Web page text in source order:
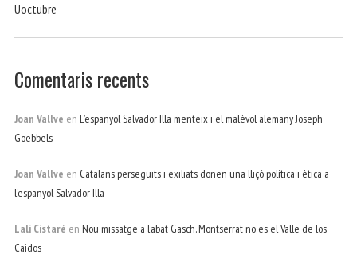
Uoctubre
Comentaris recents
Joan Vallve en L’espanyol Salvador Illa menteix i el malèvol alemany Joseph
Goebbels
Joan Vallve en Catalans perseguits i exiliats donen una lliçó política i ètica a
l’espanyol Salvador Illa
Lali Cistaré en Nou missatge a l’abat Gasch. Montserrat no es el Valle de los
Caidos